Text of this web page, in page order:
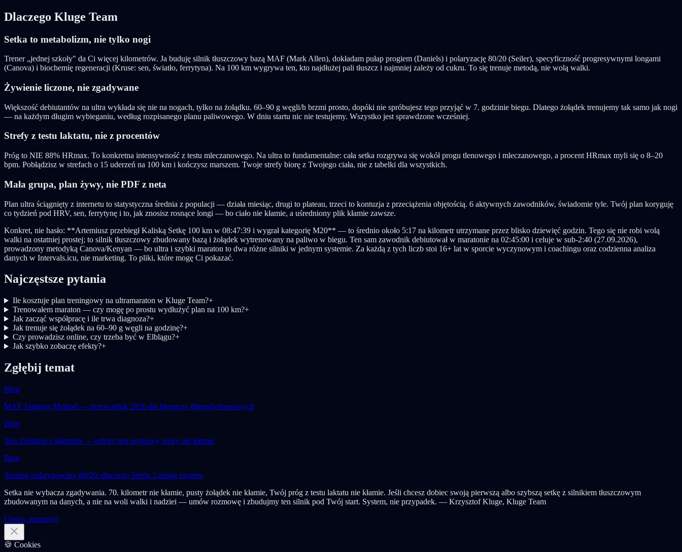
Dlaczego Kluge Team
Setka to metabolizm, nie tylko nogi
Trener „jednej szkoły" da Ci więcej kilometrów. Ja buduję silnik tłuszczowy bazą MAF (Mark Allen), dokładam pułap progiem (Daniels) i polaryzację 80/20 (Seiler), specyficzność progresywnymi longami
(Canova) i biochemię regeneracji (Kruse: sen, światło, ferrytyna). Na 100 km wygrywa ten, kto najdłużej pali tłuszcz i najmniej zależy od cukru. To się trenuje metodą, nie wolą walki.
Żywienie liczone, nie zgadywane
Większość debiutantów na ultra wykłada się nie na nogach, tylko na żołądku. 60–90 g węgli/h brzmi prosto, dopóki nie spróbujesz tego przyjąć w 7. godzinie biegu. Dlatego żołądek trenujemy tak samo jak nogi
— na każdym długim wybieganiu, według rozpisanego planu paliwowego. W dniu startu nic nie testujemy. Wszystko jest sprawdzone wcześniej.
Strefy z testu laktatu, nie z procentów
Próg to NIE 88% HRmax. To konkretna intensywność z testu mleczanowego. Na ultra to fundamentalne: cała setka rozgrywa się wokół progu tlenowego i mleczanowego, a procent HRmax myli się o 8–20
bpm. Pobłądzisz w strefach o 15 uderzeń na 100 km i kończysz marszem. Twoje strefy biorę z Twojego ciała, nie z tabelki dla wszystkich.
Mała grupa, plan żywy, nie PDF z neta
Plan ultra ściągnięty z internetu to statystyczna średnia z populacji — działa miesiąc, drugi to plateau, trzeci to kontuzja z przeciążenia objętością. 6 aktywnych zawodników, świadomie tyle. Twój plan koryguję
co tydzień pod HRV, sen, ferrytynę i to, jak znosisz rosnące longi — bo ciało nie kłamie, a uśredniony plik kłamie zawsze.
Konkret, nie hasło: **Artemiusz przebiegł Kaliską Setkę 100 km w 08:47:39 i wygrał kategorię M20** — to średnio około 5:17 na kilometr utrzymane przez blisko dziewięć godzin. Tego się nie robi wolą
walki na ostatniej prostej; to silnik tłuszczowy zbudowany bazą i żołądek wytrenowany na paliwo w biegu. Ten sam zawodnik debiutował w maratonie na 02:45:00 i celuje w sub-2:40 (27.09.2026),
prowadzony metodyką Canova/Kenyan — bo ultra i szybki maraton to dwa różne silniki w jednym systemie. Za każdą z tych liczb stoi 16+ lat w sporcie wyczynowym i coachingu oraz codzienna analiza
danych w Intervals.icu, nie marketing. To pliki, które mogę Ci pokazać.
Najczęstsze pytania
Ile kosztuje plan treningowy na ultramaraton w Kluge Team?+
Trenowałem maraton — czy mogę po prostu wydłużyć plan na 100 km?+
Jak zacząć współpracę i ile trwa diagnoza?+
Jak trenuje się żołądek na 60–90 g węgli na godzinę?+
Czy prowadzisz online, czy trzeba być w Elblągu?+
Jak szybko zobaczę efekty?+
Zgłębij temat
Blog
MAF Training Method — przewodnik 2026 dla biegaczy długodystansowych
Blog
Test Żołądzia z laktatem — jedyny test progowy, który nie kłamie
Blog
Trening polaryzowany 80/20: dlaczego Strefa 3 zabija progres
Setka nie wybacza zgadywania. 70. kilometr nie kłamie, pusty żołądek nie kłamie, Twój próg z testu laktatu nie kłamie. Jeśli chcesz dobiec swoją pierwszą albo szybszą setkę z silnikiem tłuszczowym
zbudowanym na danych, a nie na woli walki i nadziei — umów rozmowę i zbudujmy ten silnik pod Twój start. System, nie przypadek. — Krzysztof Kluge, Kluge Team
Umów rozmowę
🍪 Cookies